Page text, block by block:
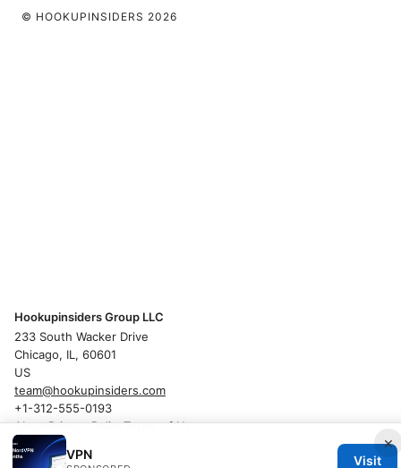
×
VPN Visit
© HOOKUPINSIDERS 2026
Hookupinsiders Group LLC
233 South Wacker Drive
Chicago, IL, 60601
US
team@hookupinsiders.com
+1-312-555-0193
AboutPrivacy PolicyTerms of Use